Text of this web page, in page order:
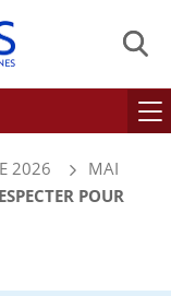
2026
MAI
POUR